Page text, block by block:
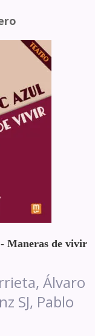
Maneras de vivir
Álvaro
SJ, Pablo